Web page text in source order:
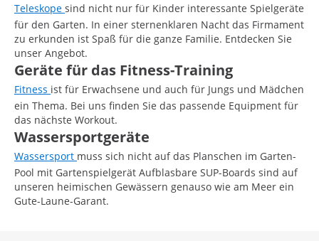
Teleskope sind nicht nur für Kinder interessante Spielgeräte
für den Garten. In einer sternenklaren Nacht das Firmament
zu erkunden ist Spaß für die ganze Familie. Entdecken Sie
unser Angebot.
Geräte für das Fitness-Training
Fitness ist für Erwachsene und auch für Jungs und Mädchen
ein Thema. Bei uns finden Sie das passende Equipment für
das nächste Workout.
Wassersportgeräte
Wassersport muss sich nicht auf das Planschen im Garten-
Pool mit Gartenspielgerät Aufblasbare SUP-Boards sind auf
unseren heimischen Gewässern genauso wie am Meer ein
Gute-Laune-Garant.